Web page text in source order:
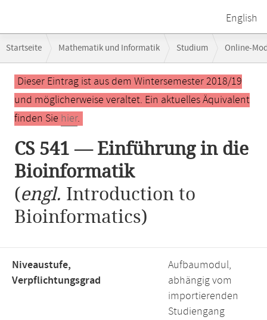
English
Navigation
Startseite Mathematik und Informatik Studium Online-
Hauptinhalt
Dieser Eintrag ist aus dem Wintersemester 2018/19
und möglicherweise veraltet. Ein aktuelles Äquivalent
finden Sie hier.
CS 541 — Einführung in die
Bioinformatik
(engl. Introduction to
Bioinformatics)
Niveaustufe,
Verpflichtungsgrad
Aufbaumodul,
abhängig vom
importierenden
Studiengang